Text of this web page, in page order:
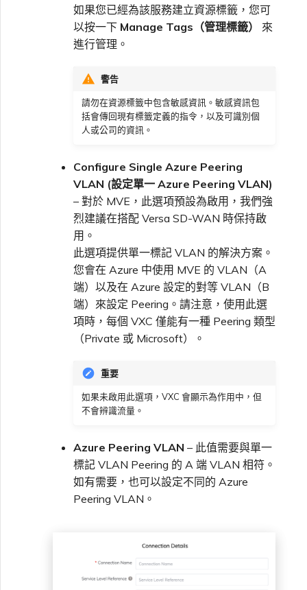
如果您已經為該服務建立資源標籤，您可
以按一下 Manage Tags（管理標籤）
來
進行管理。
警告
請勿在資源標籤中包含敏感資訊。敏感資訊包
括會傳回現有標籤定義的指令，以及可識別個
人或公司的資訊。
Configure Single Azure Peering
VLAN (設定單一 Azure Peering VLAN)
– 對於 MVE，此選項預設為啟用，我們強
烈建議在搭配 Versa SD-WAN 時保持啟
用。
此選項提供單一標記 VLAN 的解決方案。
您會在 Azure 中使用 MVE 的 VLAN（A
端）以及在 Azure 設定的對等 VLAN（B
端）來設定 Peering。請注意，使用此選
項時，每個 VXC 僅能有一種 Peering 類型
（Private 或 Microsoft）。
重要
如果未啟用此選項，VXC 會顯示為作用中，但
不會辨識流量。
Azure Peering VLAN – 此值需要與單一
標記 VLAN Peering 的 A 端 VLAN 相符。
如有需要，也可以設定不同的 Azure
Peering VLAN。